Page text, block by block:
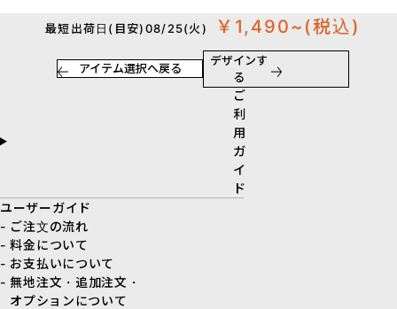
最短出荷日(目安)08/25(火) ￥1,490~ (税込)
アイテム選択へ戻る
デザインす
る
ご
利
用
ガ
イ
ド
ユーザーガイド
- ご注文の流れ
- 料金について
- お支払いについて
- 無地注文・追加注文・
オプションについて